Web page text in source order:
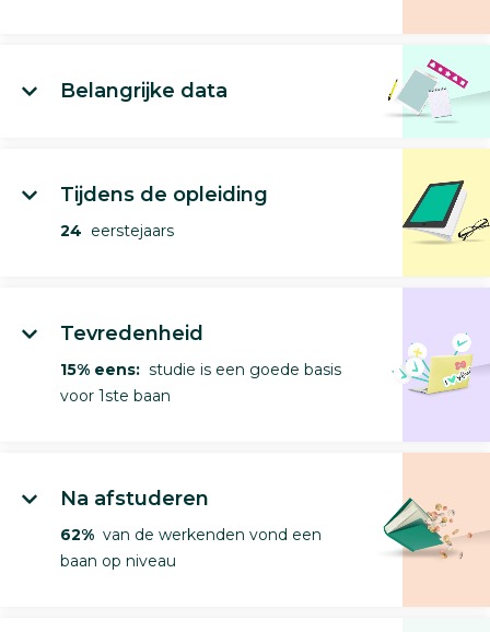
Belangrijke data
Tijdens de opleiding
24 eerstejaars
Tevredenheid
15% eens: studie is een goede basis
voor 1ste baan
Na afstuderen
62% van de werkenden vond een
baan op niveau